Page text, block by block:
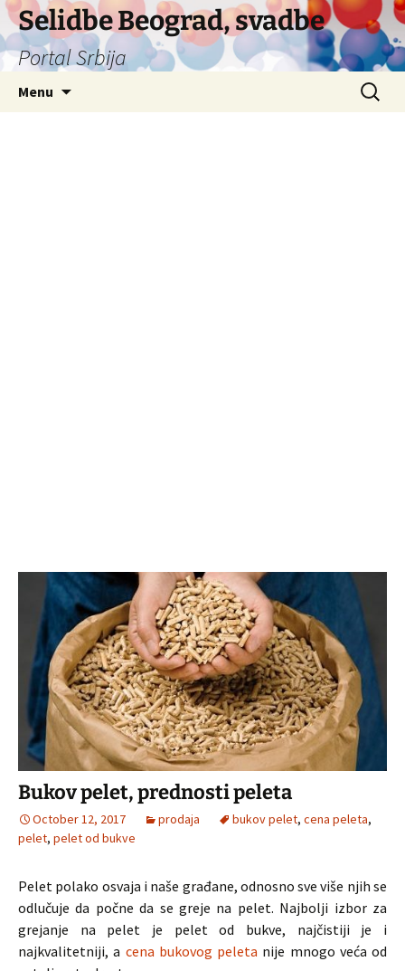
Selidbe Beograd, svadbe
Portal Srbija
Menu
Search
for:
Bukov pelet, prednosti peleta
October 12, 2017 prodaja bukov pelet, cena peleta,
pelet, pelet od bukve
Pelet polako osvaja i naše građane, odnosno sve više njih se
odlučuje da počne da se greje na pelet. Najbolji izbor za
grejanje na pelet je pelet od bukve, najčistiji je i
najkvalitetniji, a cena bukovog peleta nije mnogo veća od